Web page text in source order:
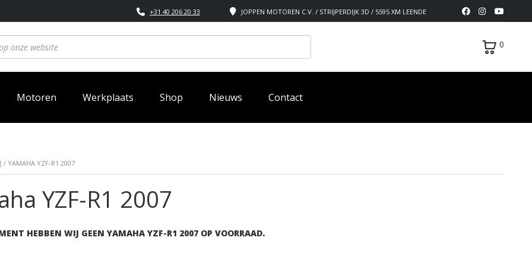
JOPPEN MOTOREN C.V. / STRIJPERDIJK 3D / 5595 XM LEENDE
+31 40 206 20 33
0
Motoren Werkplaats Shop Nieuws Contact
/ YAMAHA YZF-R1 2007
YZF-R1 2007
HEBBEN WIJ GEEN YAMAHA YZF-R1 2007 OP VOORRAAD.